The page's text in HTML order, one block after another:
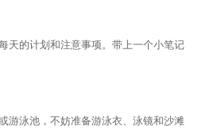
天的计划和注意事项。带上一个小笔记
游泳池，不妨准备游泳衣、泳镜和沙滩